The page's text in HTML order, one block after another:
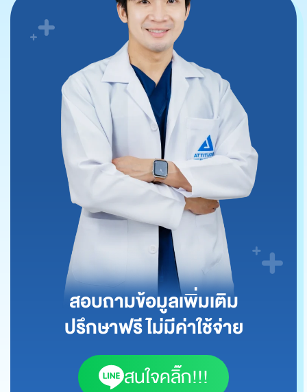
สอบถามข้อมูลเพิ่มเติม
ปรึกษาฟรี ไม่มีค่าใช้จ่าย
สนใจคลิ๊ก!!!